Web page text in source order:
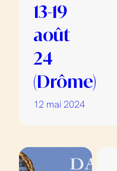
13-19
août
24
(Drôme)
12 mai 2024